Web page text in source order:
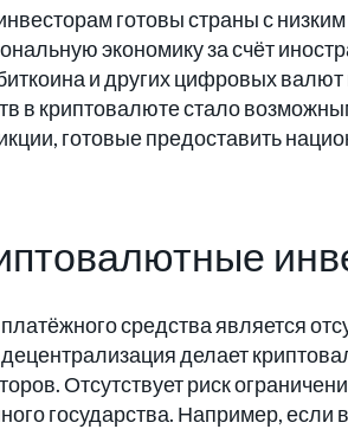
готовы страны с
экономику за счёт
и других цифровых валют
в криптовалюте стало
готовые предоставить
средства является
делает
Отсутствует риск
государства. Например, если